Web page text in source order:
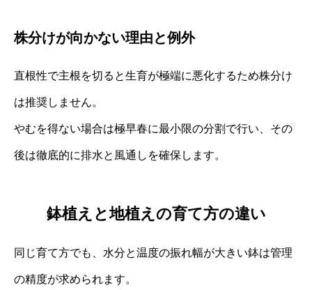
株分けが向かない理由と例外
直根性で主根を切ると生育が極端に悪化するため株分け
は推奨しません。
やむを得ない場合は極早春に最小限の分割で行い、その
後は徹底的に排水と風通しを確保します。
鉢植えと地植えの育て方の違い
同じ育て方でも、水分と温度の振れ幅が大きい鉢は管理
の精度が求められます。